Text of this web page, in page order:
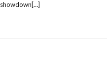
showdown[…]